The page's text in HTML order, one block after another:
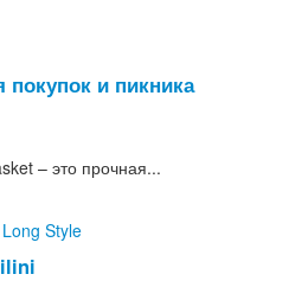
и пикника
– это прочная...